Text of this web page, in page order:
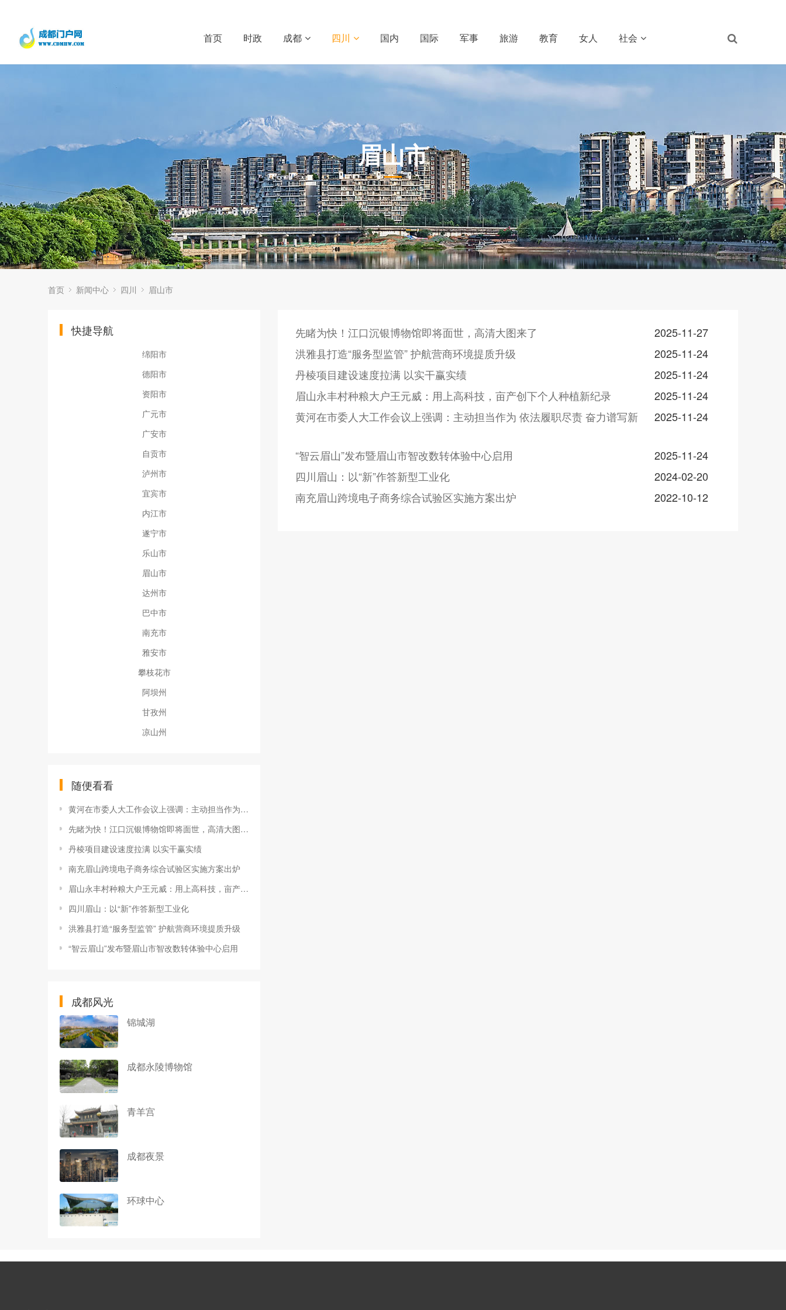
首页 时政 成都 四川 国内 国际 军事 旅游 教育 女人 社会
眉山市
首页 新闻中心 四川 眉山市
快捷导航
绵阳市
德阳市
资阳市
广元市
广安市
自贡市
泸州市
宜宾市
内江市
遂宁市
乐山市
眉山市
达州市
巴中市
南充市
雅安市
攀枝花市
阿坝州
甘孜州
凉山州
随便看看
黄河在市委人大工作会议上强调：主动担当作为 依法履职尽责 奋力谱写新时代眉山人大工作新篇章
先睹为快！江口沉银博物馆即将面世，高清大图来了
丹棱项目建设速度拉满 以实干赢实绩
南充眉山跨境电子商务综合试验区实施方案出炉
眉山永丰村种粮大户王元威：用上高科技，亩产创下个人种植新纪录
四川眉山：以“新”作答新型工业化
洪雅县打造“服务型监管” 护航营商环境提质升级
“智云眉山”发布暨眉山市智改数转体验中心启用
成都风光
锦城湖
成都永陵博物馆
青羊宫
成都夜景
环球中心
先睹为快！江口沉银博物馆即将面世，高清大图来了
2025-11-27
洪雅县打造“服务型监管” 护航营商环境提质升级
2025-11-24
丹棱项目建设速度拉满 以实干赢实绩
2025-11-24
眉山永丰村种粮大户王元威：用上高科技，亩产创下个人种植新纪录
2025-11-24
黄河在市委人大工作会议上强调：主动担当作为 依法履职尽责 奋力谱写新
2025-11-24
“智云眉山”发布暨眉山市智改数转体验中心启用
2025-11-24
四川眉山：以“新”作答新型工业化
2024-02-20
南充眉山跨境电子商务综合试验区实施方案出炉
2022-10-12